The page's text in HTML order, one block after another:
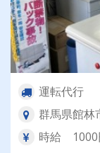
運転代行
群馬県館林
時給 1000